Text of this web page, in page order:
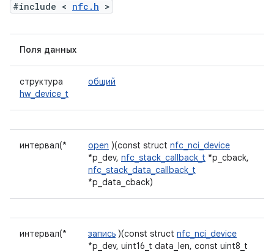
#include < nfc.h >
Поля данных
структура
hw_device_t
общий
интервал(* open )(const struct nfc_nci_device
*p_dev, nfc_stack_callback_t *p_cback,
nfc_stack_data_callback_t
*p_data_cback)
интервал(* запись )(const struct nfc_nci_device
*p_dev, uint16_t data_len, const uint8_t